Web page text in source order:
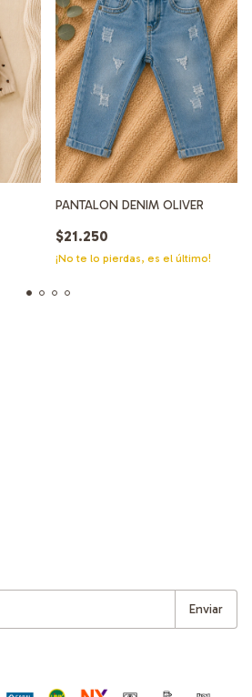
PANTALON DENIM OLIVER
$21.250
¡No te lo pierdas, es el último!